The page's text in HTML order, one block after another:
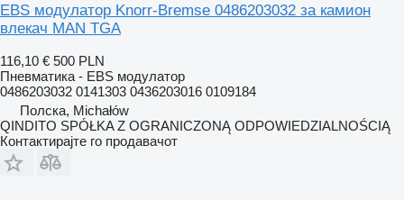
EBS модулатор Knorr-Bremse 0486203032 за камион
влекач MAN TGA
116,10 € 500 PLN
Пневматика - EBS модулатор
0486203032 0141303 0436203016 0109184
Полска, Michałów
QINDITO SPÓŁKA Z OGRANICZONĄ ODPOWIEDZIALNOŚCIĄ
Контактирајте го продавачот